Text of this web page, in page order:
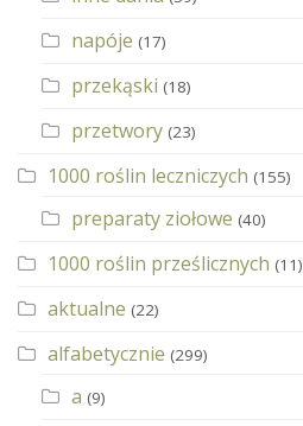
napóje (17)
przekąski (18)
przetwory (23)
1000 roślin leczniczych (155)
preparaty ziołowe (40)
1000 roślin prześlicznych (11)
aktualne (22)
alfabetycznie (299)
a (9)